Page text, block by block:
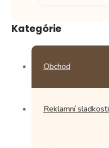
má
více
Možnosti
vybrat
stránce
Kategórie
Obchod
Reklamní sladkosti